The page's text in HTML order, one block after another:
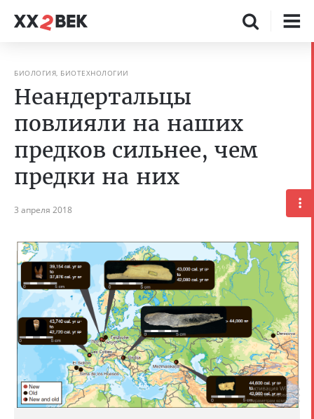
БИОЛОГИЯ, БИОТЕХНОЛОГИИ
Неандертальцы
повлияли на наших
предков сильнее, чем
предки на них
3 апреля 2018